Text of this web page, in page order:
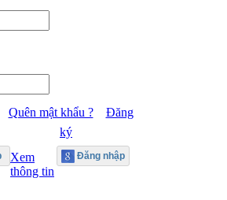
Quên mật khẩu ?
Đăng
ký
Xem
thông tin